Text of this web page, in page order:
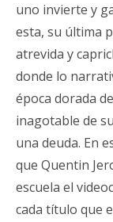
uno invierte y
esta, su última
atrevida y
donde lo
época dorada
inagotable de
una deuda. En
que Quentin
escuela el
cada título que